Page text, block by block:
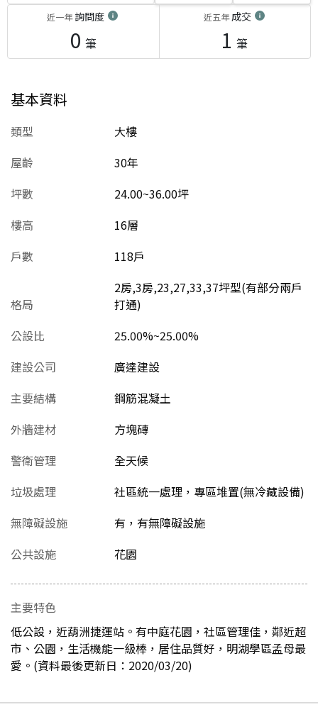
近一年詢問度
0 筆
近五年成交
1 筆
基本資料
類型
大樓
屋齡
30年
坪數
24.00~36.00坪
樓高
16層
戶數
118戶
格局
2房,3房,23,27,33,37坪型(有部分兩戶
打通)
公設比
25.00%~25.00%
建設公司
廣達建設
主要結構
鋼筋混凝土
外牆建材
方塊磚
警衛管理
全天候
垃圾處理
社區統一處理，專區堆置(無冷藏設備)
無障礙設施
有，有無障礙設施
公共設施
花園
主要特色
低公設，近葫洲捷運站。有中庭花園，社區管理佳，鄰近超
市、公園，生活機能一級棒，居住品質好，明湖學區孟母最
愛。(資料最後更新日：2020/03/20)